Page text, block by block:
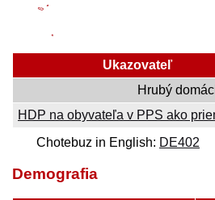
Ukazovateľ
Hrubý
HDP na obyvateľa v PPS ako
Chotebuz in English: DE402
Demografia